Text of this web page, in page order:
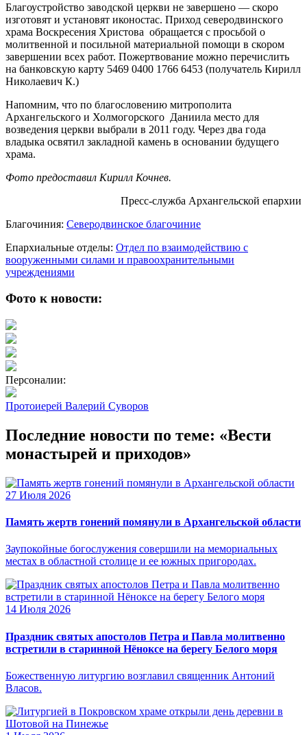
Благоустройство заводской церкви не завершено — скоро
изготовят и установят иконостас. Приход северодвинского
храма Воскресения Христова обращается с просьбой о
молитвенной и посильной материальной помощи в скором
завершении всех работ. Пожертвование можно перечислить
на банковскую карту 5469 0400 1766 6453 (получатель Кирилл
Николаевич К.)
Напомним, что по благословению митрополита
Архангельского и Холмогорского Даниила место для
возведения церкви выбрали в 2011 году. Через два года
владыка освятил закладной камень в основании будущего
храма.
Фото предоставил Кирилл Кочнев.
Пресс-служба Архангельской епархии
Благочиния: Северодвинское благочиние
Епархиальные отделы: Отдел по взаимодействию с
вооруженными силами и правоохранительными
учреждениями
Фото к новости:
Персоналии:
Протоиерей Валерий Суворов
Последние новости по теме: «Вести
монастырей и приходов»
27 Июля 2026
Память жертв гонений помянули в Архангельской области
Заупокойные богослужения совершили на мемориальных
местах в областной столице и ее южных пригородах.
14 Июля 2026
Праздник святых апостолов Петра и Павла молитвенно
встретили в старинной Нёноксе на берегу Белого моря
Божественную литургию возглавил священник Антоний
Власов.